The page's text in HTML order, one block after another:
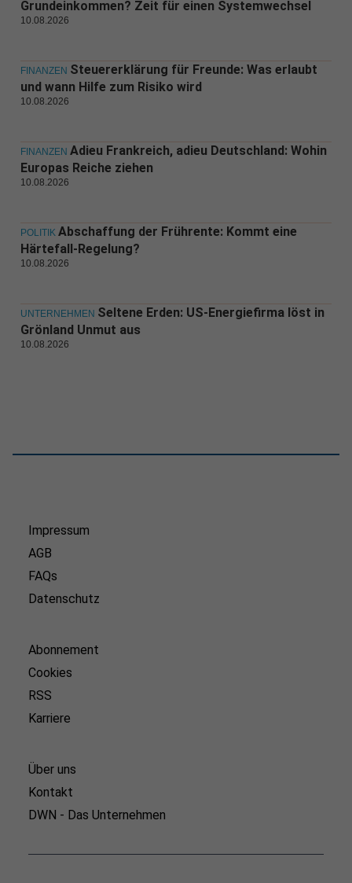
Grundeinkommen? Zeit für einen Systemwechsel
10.08.2026
FINANZEN Steuererklärung für Freunde: Was erlaubt
und wann Hilfe zum Risiko wird
10.08.2026
FINANZEN Adieu Frankreich, adieu Deutschland: Wohin
Europas Reiche ziehen
10.08.2026
POLITIK Abschaffung der Frührente: Kommt eine
Härtefall-Regelung?
10.08.2026
UNTERNEHMEN Seltene Erden: US-Energiefirma löst in
Grönland Unmut aus
10.08.2026
Impressum
AGB
FAQs
Datenschutz
Abonnement
Cookies
RSS
Karriere
Über uns
Kontakt
DWN - Das Unternehmen